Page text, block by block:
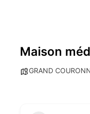
Maison
GRAND